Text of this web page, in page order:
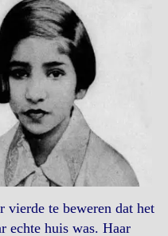
vierde te beweren dat het
echte huis was. Haar